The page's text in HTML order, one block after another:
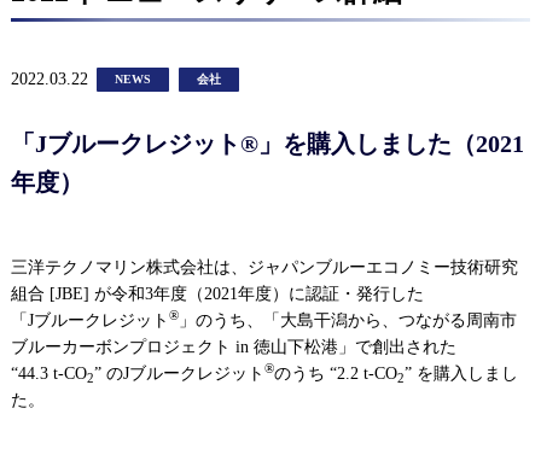
2022.03.22 NEWS 会社
「Jブルークレジット®」を購入しました（2021
年度）
三洋テクノマリン株式会社は、ジャパンブルーエコノミー技術研究
組合 [JBE] が令和3年度（2021年度）に認証・発行した
「Jブルークレジット ®」のうち、「大島干潟から、つながる周南市
ブルーカーボンプロジェクト in 徳山下松港」で創出された
“44.3 t-CO2” のJブルークレジット ®のうち “2.2 t-CO2” を購入しまし
た。